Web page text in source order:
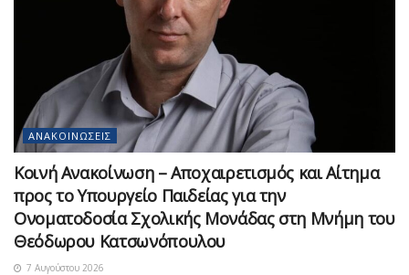
ΑΝΑΚΟΙΝΏΣΕΙΣ
Κοινή Ανακοίνωση – Αποχαιρετισμός και Αίτημα
προς το Υπουργείο Παιδείας για την
Ονοματοδοσία Σχολικής Μονάδας στη Μνήμη του
Θεόδωρου Κατσωνόπουλου
7 Αυγούστου 2026